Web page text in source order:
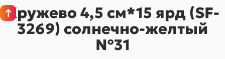
Кружево 4,5 см*15 ярд (SF-
3269) солнечно-желтый
№31